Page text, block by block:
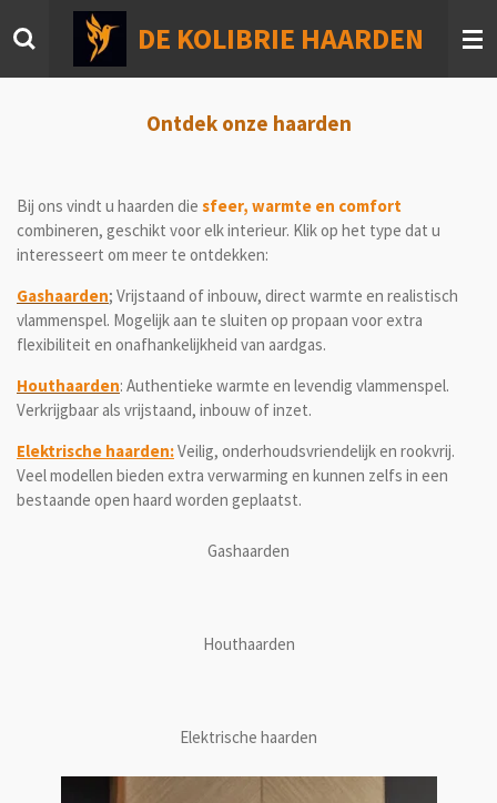
direct
DE KOLIBRIE HAARDEN
Ontdek onze haarden
Bij ons vindt u haarden die sfeer, warmte en comfort
combineren, geschikt voor elk interieur. Klik op het type dat u
interesseert om meer te ontdekken:
Gashaarden; Vrijstaand of inbouw, direct warmte en realistisch
vlammenspel. Mogelijk aan te sluiten op propaan voor extra
flexibiliteit en onafhankelijkheid van aardgas.
Houthaarden: Authentieke warmte en levendig vlammenspel.
Verkrijgbaar als vrijstaand, inbouw of inzet.
Elektrische haarden:Veilig, onderhoudsvriendelijk en rookvrij.
Veel modellen bieden extra verwarming en kunnen zelfs in een
bestaande open haard worden geplaatst.
Gashaarden
Houthaarden
Elektrische haarden